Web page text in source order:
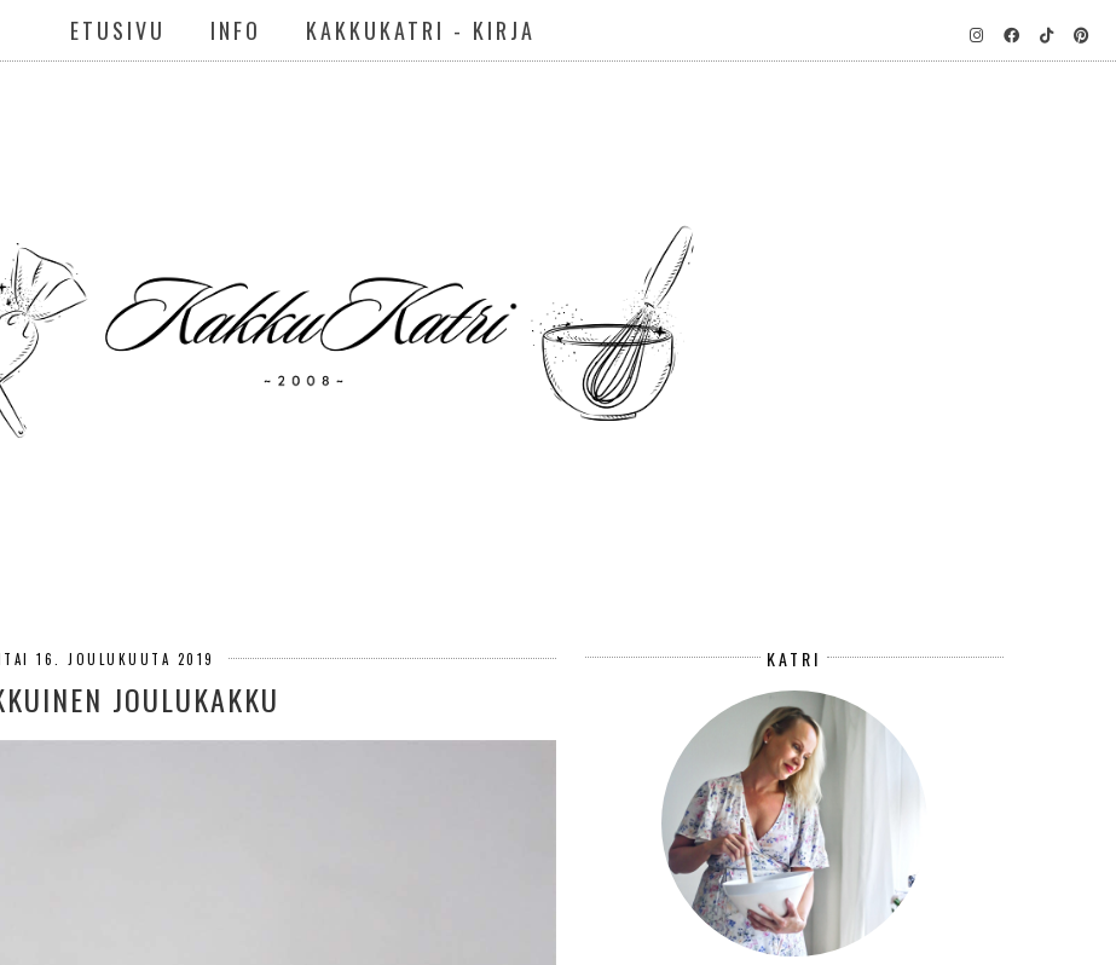
ETUSIVU INFO KAKKUKATRI - KIRJA
16. JOULUKUUTA 2019
JOULUKAKKU
KATRI